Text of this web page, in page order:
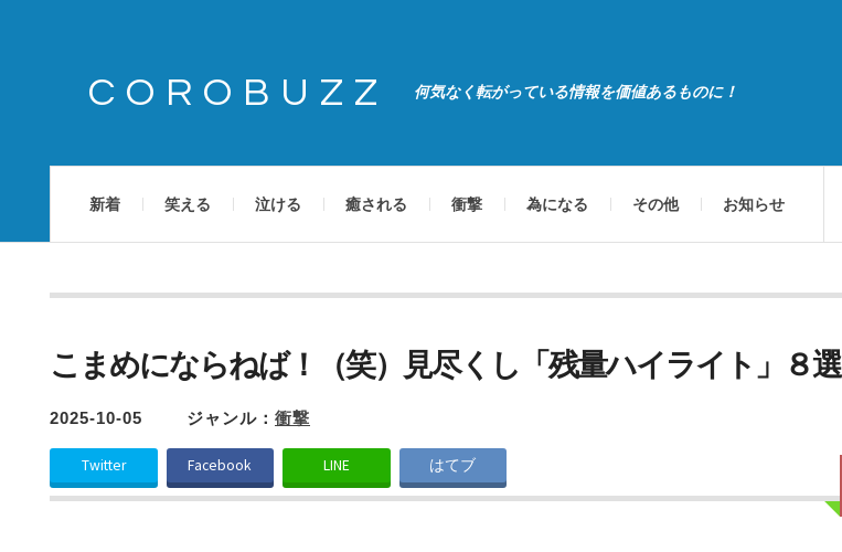
COROBUZZ 何気なく転がっている情報を価値あるものに！
新着 笑える 泣ける 癒される 衝撃 為になる その他 お知らせ
こまめにならねば！（笑）見尽くし「残量ハイライト」８選
2025-10-05 ジャンル： 衝撃
Twitter Facebook LINE はてブ